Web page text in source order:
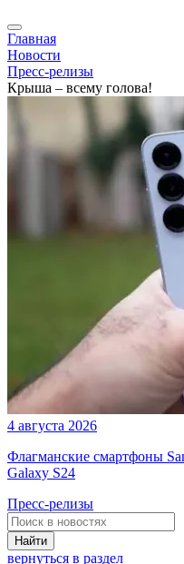
Главная
Новости
Пресс-релизы
Крыша – всему голова!
4 августа 2026
Флагманские смартфоны
Galaxy S24
Пресс-релизы
Найти
вернуться в раздел